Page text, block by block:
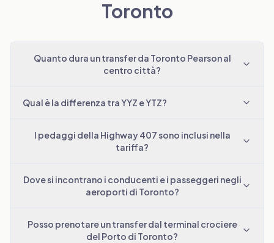
Toronto
Quanto dura un transfer da Toronto Pearson al
centro città?
Qual è la differenza tra YYZ e YTZ?
I pedaggi della Highway 407 sono inclusi nella
tariffa?
Dove si incontrano i conducenti e i passeggeri negli
aeroporti di Toronto?
Posso prenotare un transfer dal terminal crociere
del Porto di Toronto?